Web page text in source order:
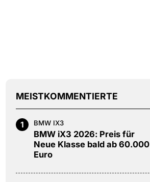
MEISTKOMMENTIERTE
1 BMW IX3
BMW iX3 2026: Preis für
Neue Klasse bald ab 60.000
Euro